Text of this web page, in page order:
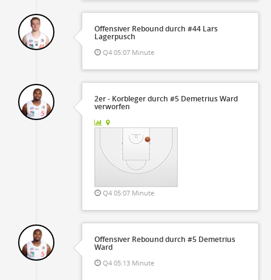
Offensiver Rebound durch #44 Lars
Lagerpusch
Q4 05:07 Minute
2er - Korbleger durch #5 Demetrius Ward
verworfen
Q4 05:07 Minute
Offensiver Rebound durch #5 Demetrius
Ward
Q4 05:13 Minute